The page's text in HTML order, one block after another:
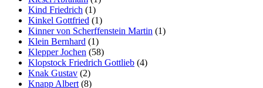
Kind Friedrich (1)
Kinkel Gottfried (1)
Kinner von Scherffenstein Martin (1)
Klein Bernhard (1)
Klepper Jochen (58)
Klopstock Friedrich Gottlieb (4)
Knak Gustav (2)
Knapp Albert(8)